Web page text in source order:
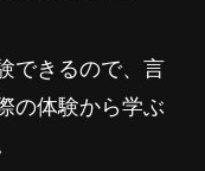
できるので、言
の体験から学ぶ